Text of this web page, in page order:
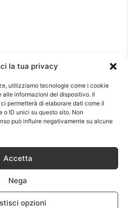
la tua privacy
utilizziamo tecnologie come i cookie
informazioni del dispositivo. Il
permetterà di elaborare dati come il
ID unici su questo sito. Non
può influire negativamente su alcune
Accetta
Nega
opzioni
visitati Commenti
dell’Assegno di
come provare il
delle condizioni economiche